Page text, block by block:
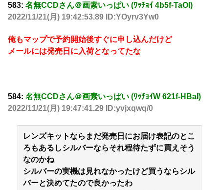
583: 名無CCDさん＠画素いっぱい (ﾜｯﾁｮｲ 4b5f-TaOI)
2022/11/21(月) 19:42:53.89 ID:YOyrv3Yw0
俺もマップで予約開始後すぐに申し込んだけど
メールには発売日に入荷となってたな
584: 名無CCDさん＠画素いっぱい (ﾜｯﾁｮｲW 621f-HBaI)
2022/11/21(月) 19:47:41.29 ID:yvjxqwq/0
レンズキットならまだ発売日にお届け表記のとこ
ろもあるしシルバーならそれ程待たずに買えそう
なのかね
シルバーの実機は見れなかったけど買うならシル
バーと決めてたので良かったわ